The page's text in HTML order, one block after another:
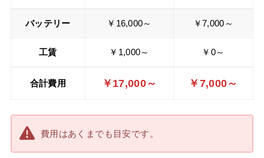
バッテリー ￥16,000～ ￥7,000～
工賃 ￥1,000～ ￥0～
合計費用 ￥17,000～ ￥7,000～
費用はあくまでも目安です。